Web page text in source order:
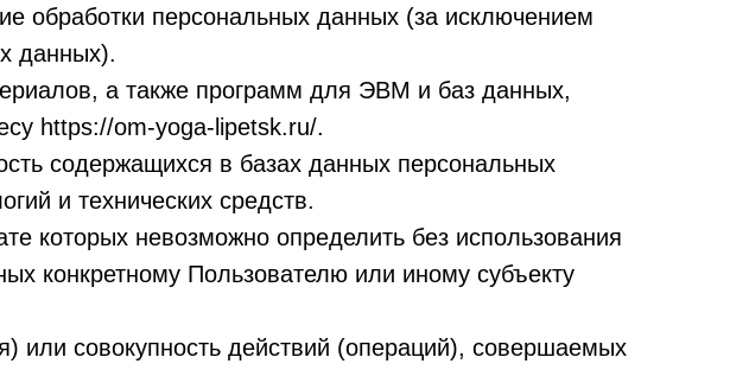
обработки персональных данных (за исключением
данных).
а также программ для ЭВМ и баз данных,
https://om-yoga-lipetsk.ru/.
содержащихся в базах данных персональных
и технических средств.
которых невозможно определить без использования
конкретному Пользователю или иному субъекту
или совокупность действий (операций), совершаемых